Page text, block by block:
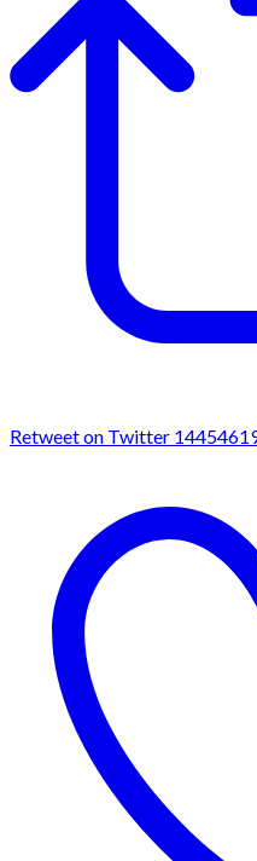
Retweet on Twitter